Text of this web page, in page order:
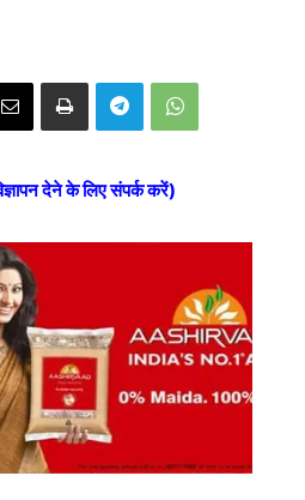
देने के लिए संपर्क करें)